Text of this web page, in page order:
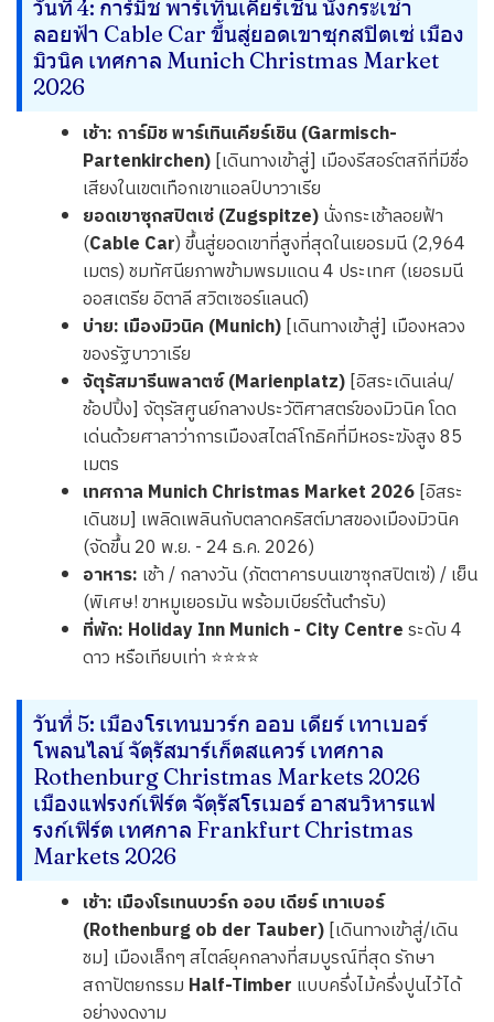
วันที่ 4: การ์มิช พาร์เทินเคียร์เชิน นั่งกระเช้า
ลอยฟ้า Cable Car ขึ้นสู่ยอดเขาซุกสปิตเซ่ เมือง
มิวนิค เทศกาล Munich Christmas Market
2026
เช้า:การ์มิช พาร์เทินเคียร์เชิน (Garmisch-
Partenkirchen)[เดินทางเข้าสู่] เมืองรีสอร์ตสกีที่มีชื่อ
เสียงในเขตเทือกเขาแอลป์บาวาเรีย
ยอดเขาซุกสปิตเซ่ (Zugspitze)นั่งกระเช้าลอยฟ้า
(Cable Car) ขึ้นสู่ยอดเขาที่สูงที่สุดในเยอรมนี (2,964
เมตร) ชมทัศนียภาพข้ามพรมแดน 4 ประเทศ (เยอรมนี
ออสเตรีย อิตาลี สวิตเซอร์แลนด์)
บ่าย: เมืองมิวนิค (Munich)[เดินทางเข้าสู่] เมืองหลวง
ของรัฐบาวาเรีย
จัตุรัสมารีนพลาตซ์ (Marienplatz)[อิสระเดินเล่น/
ช้อปปิ้ง] จัตุรัสศูนย์กลางประวัติศาสตร์ของมิวนิค โดด
เด่นด้วยศาลาว่าการเมืองสไตล์โกธิคที่มีหอระฆังสูง 85
เมตร
เทศกาล Munich Christmas Market 2026[อิสระ
เดินชม] เพลิดเพลินกับตลาดคริสต์มาสของเมืองมิวนิค
(จัดขึ้น 20 พ.ย. - 24 ธ.ค. 2026)
อาหาร: เช้า / กลางวัน (ภัตตาคารบนเขาซุกสปิตเซ่) / เย็น
(พิเศษ! ขาหมูเยอรมัน พร้อมเบียร์ต้นตำรับ)
ที่พัก: Holiday Inn Munich - City Centreระดับ 4
ดาว หรือเทียบเท่า ⭐⭐⭐⭐
วันที่ 5: เมืองโรเทนบวร์ก ออบ เดียร์ เทาเบอร์
โพลนไลน์ จัตุรัสมาร์เก็ตสแควร์ เทศกาล
Rothenburg Christmas Markets 2026
เมืองแฟรงก์เฟิร์ต จัตุรัสโรเมอร์ อาสนวิหารแฟ
รงก์เฟิร์ต เทศกาล Frankfurt Christmas
Markets 2026
เช้า: เมืองโรเทนบวร์ก ออบ เดียร์ เทาเบอร์
(Rothenburg ob der Tauber)[เดินทางเข้าสู่/เดิน
ชม] เมืองเล็กๆ สไตล์ยุคกลางที่สมบูรณ์ที่สุด รักษา
สถาปัตยกรรม Half-Timber แบบครึ่งไม้ครึ่งปูนไว้ได้
อย่างงดงาม